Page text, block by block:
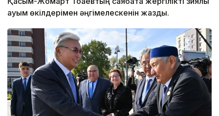
қауым өкілдерімен әңгімелескенін жазды.